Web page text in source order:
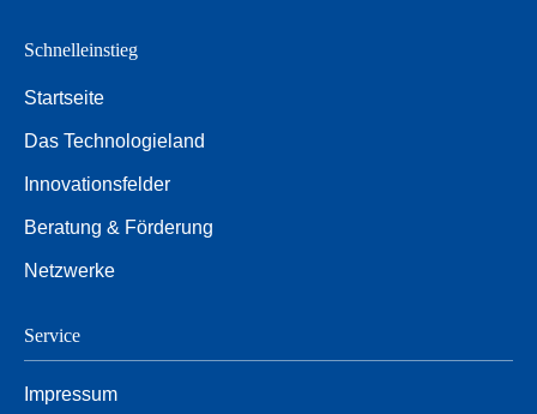
Schnelleinstieg
Startseite
Das Technologieland
Innovationsfelder
Beratung & Förderung
Netzwerke
Service
Impressum